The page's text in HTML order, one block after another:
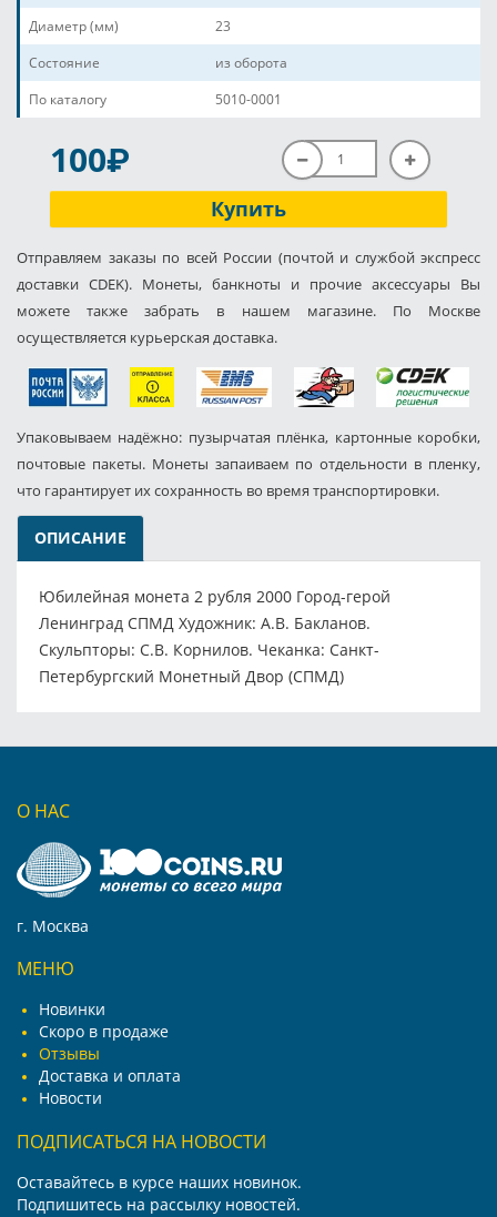
Диаметр (мм)
23
Состояние
из оборота
По каталогу
5010-0001
100P
Купить
Отправляем заказы по всей России (почтой и службой экспресс
доставки CDEK). Монеты, банкноты и прочие аксессуары Вы
можете также забрать в нашем магазине. По Москве
осуществляется курьерская доставка.
Упаковываем надёжно: пузырчатая плёнка, картонные коробки,
почтовые пакеты. Монеты запаиваем по отдельности в пленку,
что гарантирует их сохранность во время транспортировки.
ОПИСАНИЕ
Юбилейная монета 2 рубля 2000 Город-герой
Ленинград СПМД Художник: А.В. Бакланов.
Скульпторы: С.В. Корнилов. Чеканка: Санкт-
Петербургский Монетный Двор (СПМД)
О НАС
г. Москва
МЕНЮ
Новинки
Скоро в продаже
Отзывы
Доставка и оплата
Новости
ПОДПИСАТЬСЯ НА НОВОСТИ
Оставайтесь в курсе наших новинок.
Подпишитесь на рассылку новостей.